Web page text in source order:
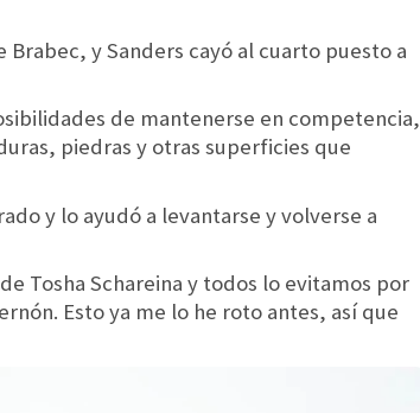
y Sanders cayó al cuarto puesto a
de mantenerse en competencia,
piedras y otras superficies que
y lo ayudó a levantarse y volverse a
Tosha Schareina y todos lo evitamos por
Esto ya me lo he roto antes, así que